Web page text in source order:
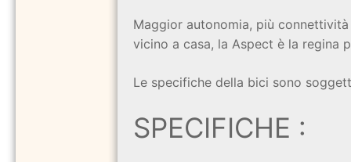
Maggior autonomia, più
vicino a casa, la Aspect è la regina
Le specifiche della bici sono
SPECIFICHE :